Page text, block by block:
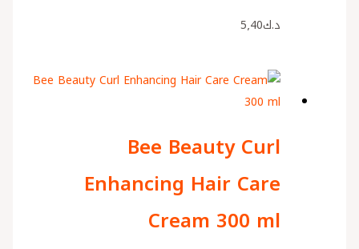
د.ك5٫40
Bee Beauty Curl
Enhancing Hair Care
Cream 300 ml